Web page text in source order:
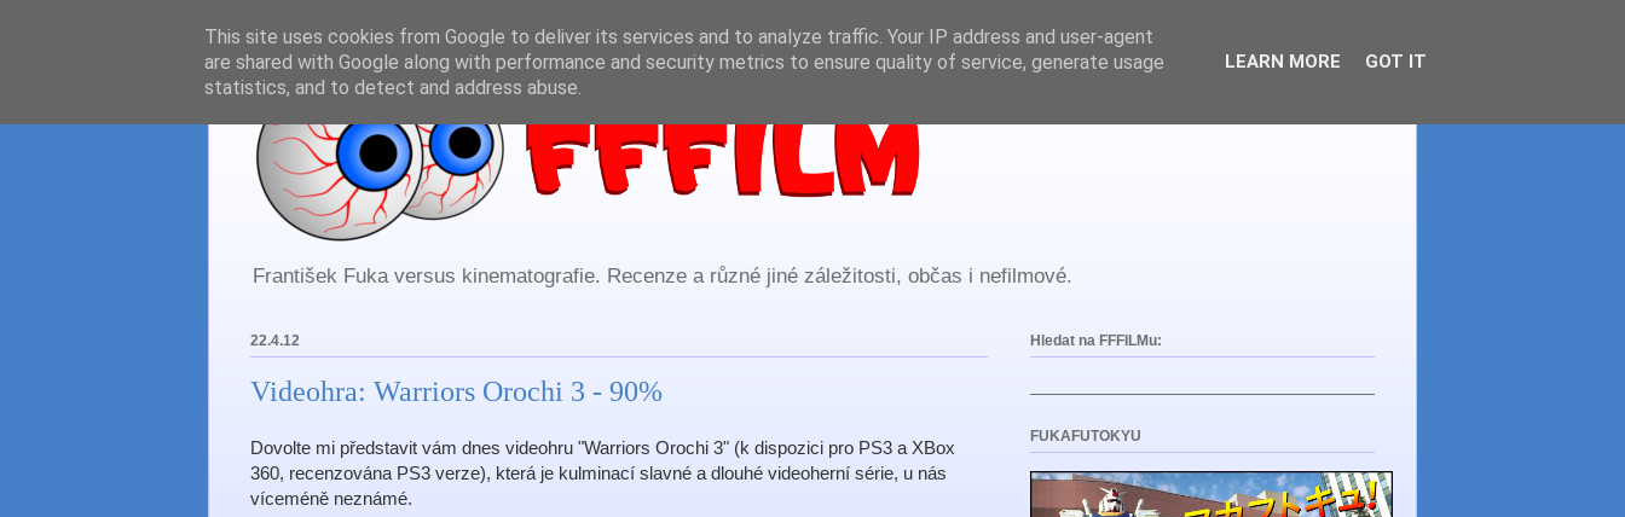
František Fuka versus kinematografie. Recenze a různé jiné záležitosti, občas i nefilmové.
22.4.12
Videohra: Warriors Orochi 3 - 90%
Dovolte mi představit vám dnes videohru "Warriors Orochi 3" (k dispozici pro PS3 a XBox
360, recenzována PS3 verze), která je kulminací slavné a dlouhé videoherní série, u nás
víceméně neznámé.
Hledat na FFFILMu:
FUKAFUTOKYU
This site uses cookies from Google to deliver its services and to analyze traffic. Your IP address and user-agent
are shared with Google along with performance and security metrics to ensure quality of service, generate usage
statistics, and to detect and address abuse.
LEARN MORE GOT IT